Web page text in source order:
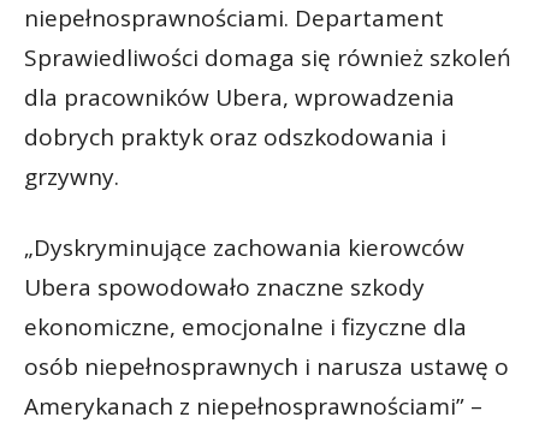
niepełnosprawnościami. Departament
Sprawiedliwości domaga się również szkoleń
dla pracowników Ubera, wprowadzenia
dobrych praktyk oraz odszkodowania i
grzywny.
„Dyskryminujące zachowania kierowców
Ubera spowodowało znaczne szkody
ekonomiczne, emocjonalne i fizyczne dla
osób niepełnosprawnych i narusza ustawę o
Amerykanach z niepełnosprawnościami” –